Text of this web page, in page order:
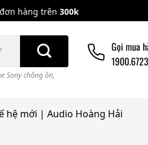
hàng trên 300k
Sony chống ồn,
Gọi mua
hệ mới | Audio Hoàng Hải